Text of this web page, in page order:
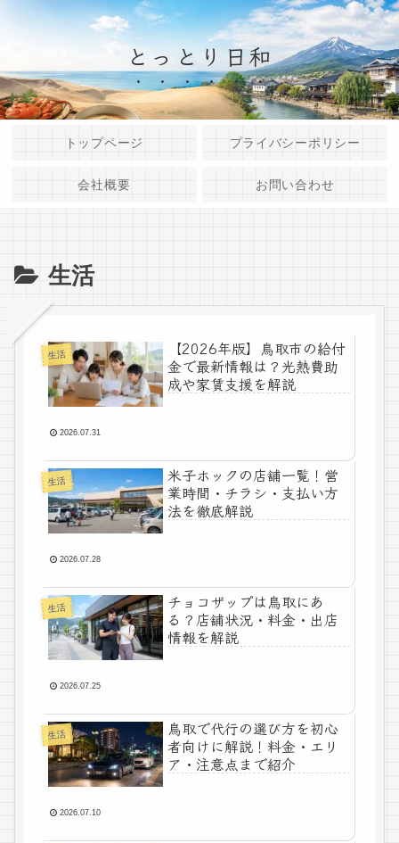
とっとり日和
トップページ プライバシーポリシー
会社概要 お問い合わせ
生活
生活
【2026年版】鳥取市の給付
金で最新情報は？光熱費助
成や家賃支援を解説
2026.07.31
生活
米子ホックの店舗一覧！営
業時間・チラシ・支払い方
法を徹底解説
2026.07.28
生活
チョコザップは鳥取にあ
る？店舗状況・料金・出店
情報を解説
2026.07.25
生活
鳥取で代行の選び方を初心
者向けに解説！料金・エリ
ア・注意点まで紹介
2026.07.10